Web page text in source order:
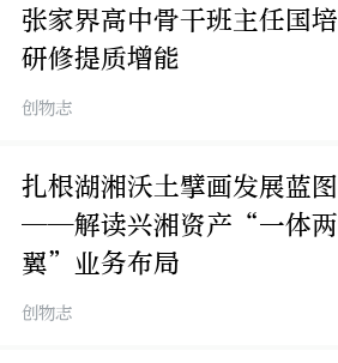
张家界高中骨干班主任国培
研修提质增能
创物志
扎根湖湘沃土擘画发展蓝图
——解读兴湘资产“一体两
翼”业务布局
创物志